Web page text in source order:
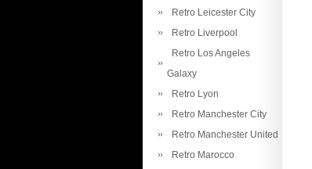
Retro Leicester City
Retro Liverpool
Retro Los Angeles
Galaxy
Retro Lyon
Retro Manchester City
Retro Manchester United
Retro Marocco